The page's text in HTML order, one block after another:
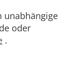
unabhängige
oder
.